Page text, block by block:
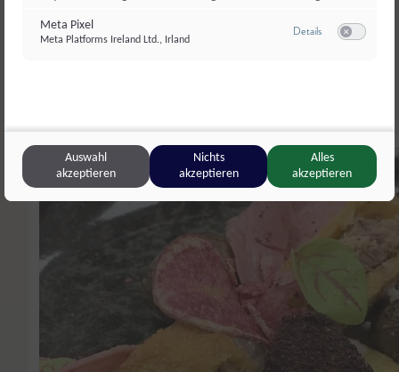
WeitereHauptspeisen
4.50
Meta Pixel
Meta Platforms Ireland Ltd., Irland
Detailszu Meta Pixel
Auswahl
akzeptieren
Nichts
akzeptieren
Alles
akzeptieren